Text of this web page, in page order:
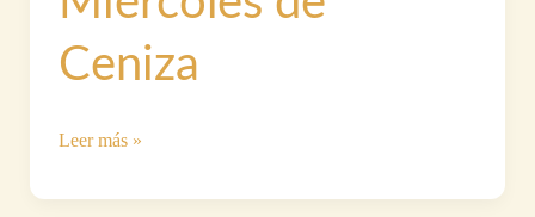
Ceniza
Miércoles
Ceniza
Leer más »